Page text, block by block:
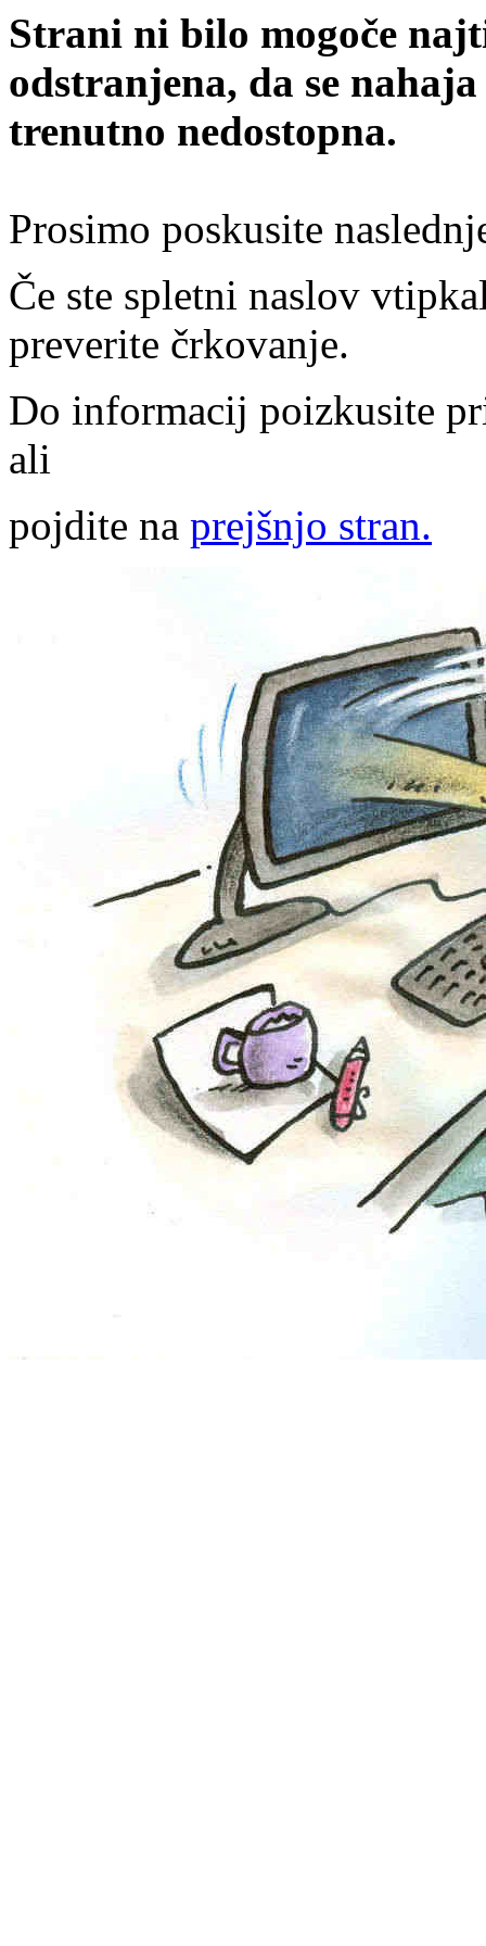
Strani ni bilo mogoče
odstranjena, da se
trenutno nedostopna.
Prosimo poskusite
Če ste spletni naslov
preverite črkovanje.
Do informacij poizkusite
ali
pojdite na prejšnjo stran.